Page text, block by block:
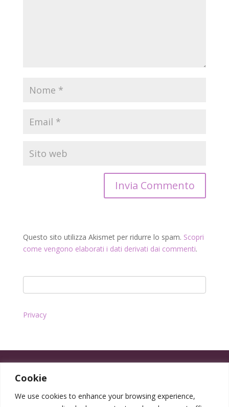
Cookie
We use cookies to enhance your browsing experience,
Questo sito utilizza Akismet per ridurre lo spam. Scopri
come vengono elaborati i dati derivati dai commenti.
Privacy